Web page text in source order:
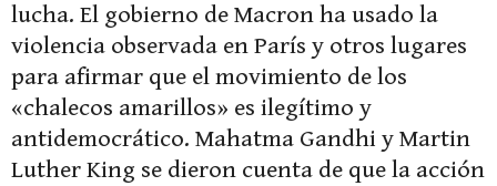
lucha. El gobierno de Macron ha usado la
violencia observada en París y otros lugares
para afirmar que el movimiento de los
«chalecos amarillos» es ilegítimo y
antidemocrático. Mahatma Gandhi y Martin
Luther King se dieron cuenta de que la acción